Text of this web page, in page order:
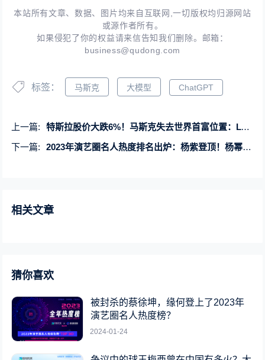
本站所有文章、数据、图片均来自互联网,一切版权均归源网站
或源作者所有。
如果侵犯了你的权益请来信告知我们删除。邮箱：
business@qudong.com
标签： 马斯克 大模型 ChatGPT
上一篇:
特斯拉股价大跌6%！马斯克失去世界首富位置：LV老板接盘
下一篇:
2023年演艺圈名人热度排名出炉：杨紫登顶！杨幂第二
相关文章
猜你喜欢
被封杀的蔡徐坤，缘何登上了2023年
演艺圈名人热度榜？
2024-01-24